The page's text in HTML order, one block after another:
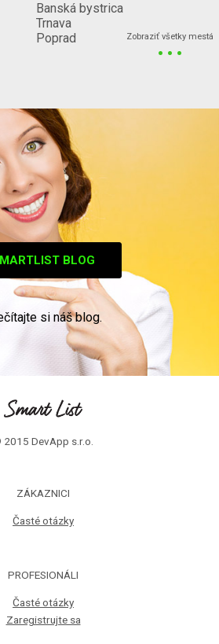
Banská bystrica
Trnava
Poprad
Zobraziť všetky mestá
...
BLOG
si náš blog.
DevApp s.r.o.
ZÁKAZNICI
Časté otázky
PROFESIONÁLI
Časté otázky
Zaregistrujte sa